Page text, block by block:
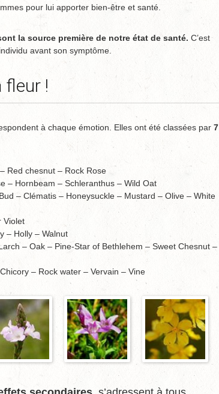
pour lui apporter bien-être et santé.
la source première de notre état de santé. C’est
avant son symptôme.
fleur !
à chaque émotion. Elles ont été classées par 7
Red chesnut – Rock Rose
– Hornbeam – Schleranthus – Wild Oat
– Clématis – Honeysuckle – Mustard – Olive – White
Violet
– Holly – Walnut
– Oak – Pine-Star of Bethlehem – Sweet Chesnut –
– Rock water – Vervain – Vine